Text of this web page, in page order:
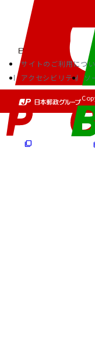
サイトのご利用につ
アクセシビリティ
ソ